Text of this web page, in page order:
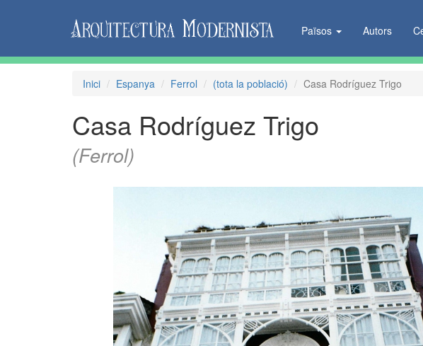
Països Autors
Inici Espanya Ferrol (tota la població) Casa Rodríguez Trigo
Casa Rodríguez Trigo
(Ferrol)